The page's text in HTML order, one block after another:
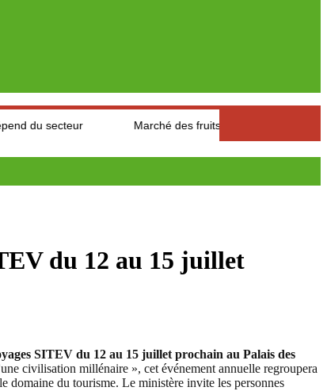
Marché des fruits est légumes : Les producteurs
du 12 au 15 juillet
SITEV du 12 au 15 juillet prochain au Palais des
civilisation millénaire », cet événement annuelle regroupera
domaine du tourisme. Le ministère invite les personnes